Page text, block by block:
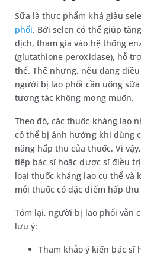
Sữa là thực phẩm khá giàu
phổi. Bởi selen có thể giúp
dịch, tham gia vào hệ thống
(glutathione peroxidase), hỗ
thể. Thế nhưng, nếu đang
người bị lao phổi cần uống
tương tác không mong muốn.
Theo đó, các thuốc kháng lao
có thể bị ảnh hưởng khi dùng
năng hấp thu của thuốc. Vì
tiếp bác sĩ hoặc dược sĩ điều
loại thuốc kháng lao cụ thể và
mỗi thuốc có đặc điểm hấp
Tóm lại, người bị lao phổi vẫn
lưu ý:
Tham khảo ý kiến bác sĩ